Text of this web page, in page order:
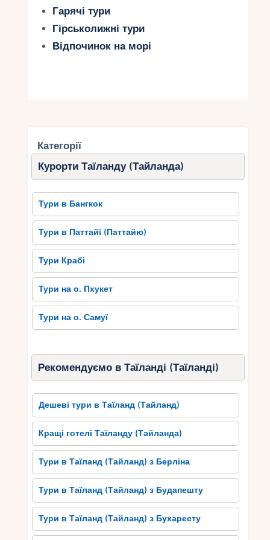
Гарячі тури
Гірськолижні тури
Відпочинок на морі
Категорії
Курорти Таїланду (Тайланда)
Тури в Бангкок
Тури в Паттайї (Паттайю)
Тури Крабі
Тури на о. Пхукет
Тури на о. Самуї
Рекомендуємо в Таїланді (Таїланді)
Дешеві тури в Таїланд (Тайланд)
Кращі готелі Таїланду (Тайланда)
Тури в Таїланд (Тайланд) з Берліна
Тури в Таїланд (Тайланд) з Будапешту
Тури в Таїланд (Тайланд) з Бухаресту